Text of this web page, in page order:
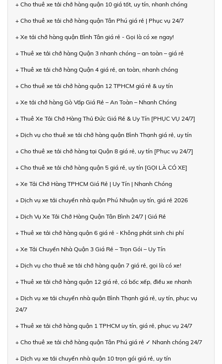
+ Cho thuê xe tải chở hàng quận 10 giá tốt, uy tín, nhanh chóng
+ Cho thuê xe tải chở hàng quận Tân Phú giá rẻ | Phục vụ 24/7
+ Xe tải chở hàng quận Bình Tân giá rẻ - Gọi là có xe ngay!
+ Thuê xe tải chở hàng Quận 3 nhanh chóng – an toàn – giá rẻ
+ Thuê xe tải chở hàng Quận 4 giá rẻ, an toàn, nhanh chóng
+ Cho thuê xe tải chở hàng quận 12 TPHCM giá rẻ & uy tín
+ Xe tải chở hàng Gò Vấp Giá Rẻ – An Toàn – Nhanh Chóng
+ Thuê Xe Tải Chở Hàng Thủ Đức Giá Rẻ & Uy Tín [PHỤC VỤ 24/7]
+ Dịch vụ cho thuê xe tải chở hàng quận Bình Thạnh giá rẻ, uy tín
+ Cho thuê xe tải chở hàng tại Quận 8 giá rẻ, uy tín [Phục vụ 24/7]
+ Cho thuê xe tải chở hàng quận 5 giá rẻ, uy tín [GỌI LÀ CÓ XE]
+ Xe Tải Chở Hàng TPHCM Giá Rẻ | Uy Tín | Nhanh Chóng
+ Dịch vụ xe tải chuyển nhà quận Phú Nhuận uy tín, giá rẻ 2026
+ Dịch Vụ Xe Tải Chở Hàng Quận Tân Bình 24/7 | Giá Rẻ
+ Thuê xe tải chở hàng quận 6 giá rẻ - Không phát sinh chi phí
+ Xe Tải Chuyển Nhà Quận 3 Giá Rẻ – Trọn Gói – Uy Tín
+ Dịch vụ cho thuê xe tải chở hàng quận 7 giá rẻ, gọi là có xe!
+ Thuê xe tải chở hàng quận 12 giá rẻ, có bốc xếp, điều xe nhanh
+ Dịch vụ xe tải chuyển nhà quận Bình Thạnh giá rẻ, uy tín, phục vụ
24/7
+ Thuê xe tải chở hàng quận 1 TPHCM uy tín, giá rẻ, phục vụ 24/7
+ Cho thuê xe tải chở hàng quận Tân Phú giá rẻ ✓ Nhanh chóng 24/7
+ Dịch vụ xe tải chuyển nhà quận 10 trọn gói giá rẻ, uy tín